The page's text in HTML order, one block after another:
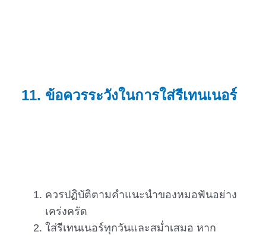
11. ข้อควรระวังในการใส่รีเทนเนอร์
ควรปฏิบัติตามคำแนะนำของหมอฟันอย่าง
เคร่งครัด
ใส่รีเทนเนอร์ทุกวันและสม่ำเสมอ หาก